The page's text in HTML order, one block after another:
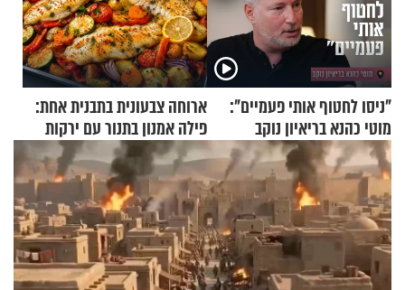
"ניסו לחטוף אותי פעמיים":
מוטי כהנא בריאיון נוקב
ארוחה צבעונית בתבנית אחת:
פילה אמנון בתנור עם ירקות